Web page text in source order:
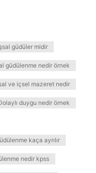
güdüler midir
güdülenme nedir örnek
ve içsel mazeret nedir
duygu nedir örnek
kaça ayrılır
nedir kpss